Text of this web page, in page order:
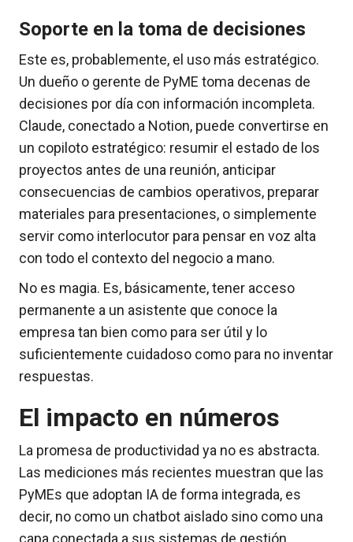
Soporte en la toma de decisiones
Este es, probablemente, el uso más estratégico.
Un dueño o gerente de PyME toma decenas de
decisiones por día con información incompleta.
Claude, conectado a Notion, puede convertirse en
un copiloto estratégico: resumir el estado de los
proyectos antes de una reunión, anticipar
consecuencias de cambios operativos, preparar
materiales para presentaciones, o simplemente
servir como interlocutor para pensar en voz alta
con todo el contexto del negocio a mano.
No es magia. Es, básicamente, tener acceso
permanente a un asistente que conoce la
empresa tan bien como para ser útil y lo
suficientemente cuidadoso como para no inventar
respuestas.
El impacto en números
La promesa de productividad ya no es abstracta.
Las mediciones más recientes muestran que las
PyMEs que adoptan IA de forma integrada, es
decir, no como un chatbot aislado sino como una